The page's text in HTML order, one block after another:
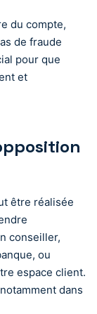
du compte,
de fraude
pour que
et
être réalisée
conseiller,
ou
espace client.
dans